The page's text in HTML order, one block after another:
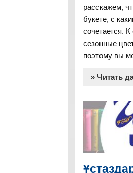
расскажем,
букете, с
сочетается.
сезонные
поэтому вы
» Читать